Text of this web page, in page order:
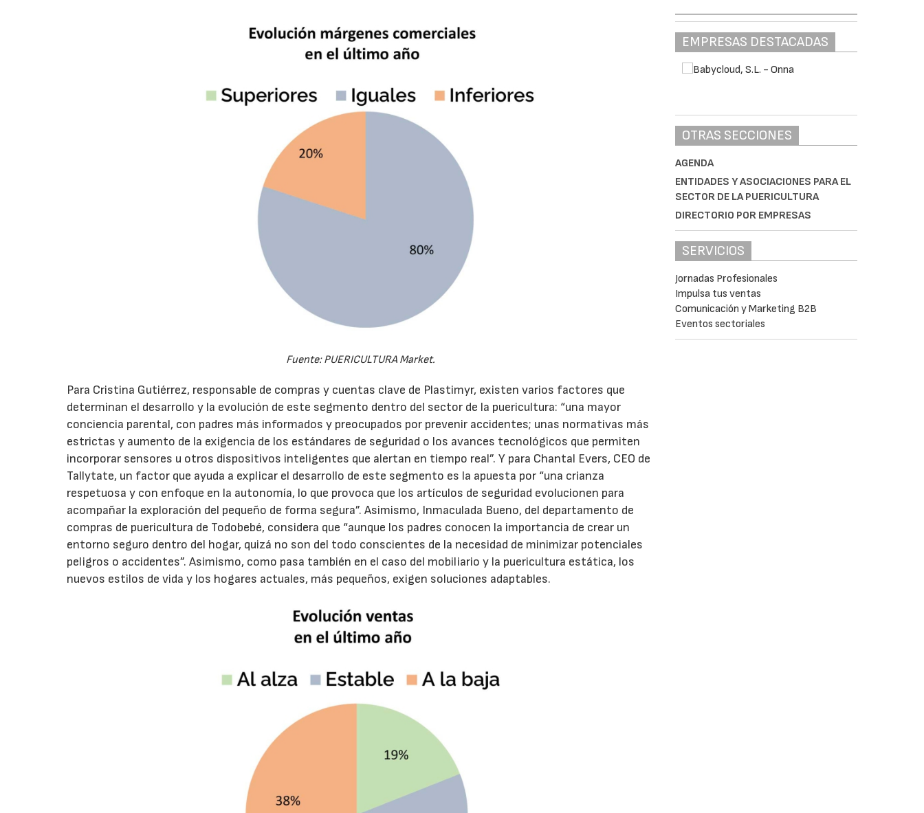
Fuente: PUERICULTURA Market.
Para Cristina Gutiérrez, responsable de compras y cuentas clave de Plastimyr, existen varios factores que
determinan el desarrollo y la evolución de este segmento dentro del sector de la puericultura: “una mayor
conciencia parental, con padres más informados y preocupados por prevenir accidentes; unas normativas más
estrictas y aumento de la exigencia de los estándares de seguridad o los avances tecnológicos que permiten
incorporar sensores u otros dispositivos inteligentes que alertan en tiempo real”. Y para Chantal Evers, CEO de
Tallytate, un factor que ayuda a explicar el desarrollo de este segmento es la apuesta por “una crianza
respetuosa y con enfoque en la autonomía, lo que provoca que los artículos de seguridad evolucionen para
acompañar la exploración del pequeño de forma segura”. Asimismo, Inmaculada Bueno, del departamento de
compras de puericultura de Todobebé, considera que “aunque los padres conocen la importancia de crear un
entorno seguro dentro del hogar, quizá no son del todo conscientes de la necesidad de minimizar potenciales
peligros o accidentes”. Asimismo, como pasa también en el caso del mobiliario y la puericultura estática, los
nuevos estilos de vida y los hogares actuales, más pequeños, exigen soluciones adaptables.
EMPRESAS DESTACADAS
OTRAS SECCIONES
AGENDA
ENTIDADES Y ASOCIACIONES PARA EL
SECTOR DE LA PUERICULTURA
DIRECTORIO POR EMPRESAS
SERVICIOS
Jornadas Profesionales
Impulsa tus ventas
Comunicación y Marketing B2B
Eventos sectoriales